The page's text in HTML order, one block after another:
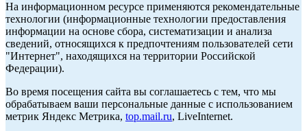
На информационном ресурсе применяются рекомендательные
технологии (информационные технологии предоставления
информации на основе сбора, систематизации и анализа
сведений, относящихся к предпочтениям пользователей сети
"Интернет", находящихся на территории Российской
Федерации).
Во время посещения сайта вы соглашаетесь с тем, что мы
обрабатываем ваши персональные данные с использованием
метрик Яндекс Метрика, top.mail.ru, LiveInternet.